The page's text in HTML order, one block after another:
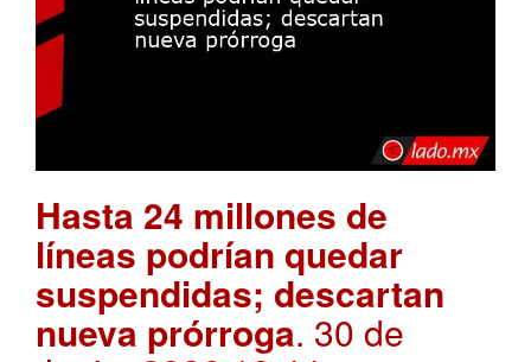
Hasta 24 millones de
líneas podrían quedar
suspendidas; descartan
nueva prórroga. 30 de